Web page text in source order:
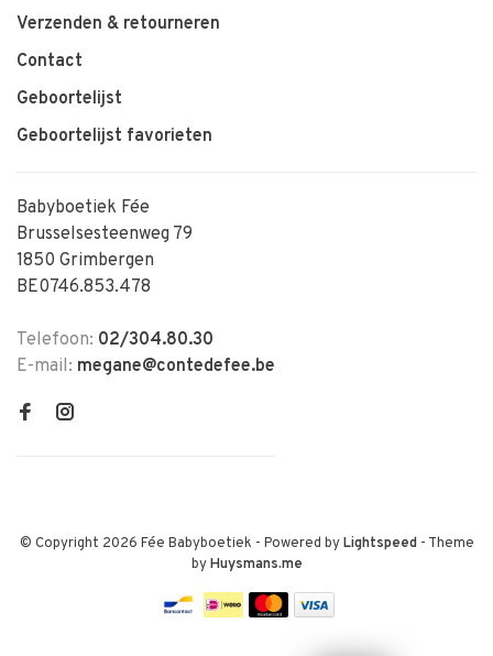
Verzenden & retourneren
Contact
Geboortelijst
Geboortelijst favorieten
Babyboetiek Fée
Brusselsesteenweg 79
1850 Grimbergen
BE0746.853.478
Telefoon: 02/304.80.30
E-mail: megane@contedefee.be
© Copyright 2026 Fée Babyboetiek - Powered byLightspeed- Theme
byHuysmans.me